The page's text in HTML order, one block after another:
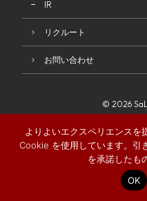
IR
リクルート
お問い合わせ
© 2026
よりよいエクスペリエンスを
Cookie を使用しています。引
を承諾したも
OK